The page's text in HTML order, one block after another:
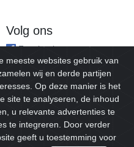
Volg ons
Facebook
rechten voorbehouden.
meeste websites gebruik van
wij en derde partijen
Op deze manier is het
site te analyseren, de inhoud
u relevante advertenties te
te integreren. Door verder
geeft u toestemming voor